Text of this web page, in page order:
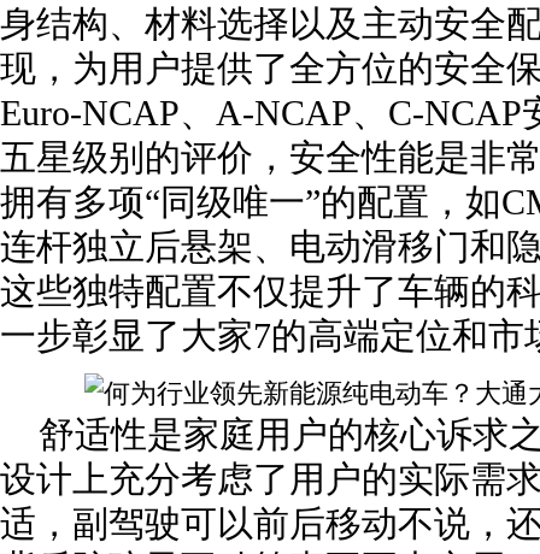
身结构、材料选择以及主动安全
现，为用户提供了全方位的安全
Euro-NCAP、A-NCAP、C-
五星级别的评价，安全性能是非
拥有多项“同级唯一”的配置，如
连杆独立后悬架、电动滑移门和
这些独特配置不仅提升了车辆的
一步彰显了大家7的高端定位和市
舒适性是家庭用户的核心诉求
设计上充分考虑了用户的实际需
适，副驾驶可以前后移动不说，